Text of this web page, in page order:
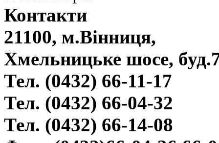
Контакти
21100, м.Вінниця,
Хмельницьке шосе,
Тел. (0432) 66-11-17
Тел. (0432) 66-04-32
Тел. (0432) 66-14-08